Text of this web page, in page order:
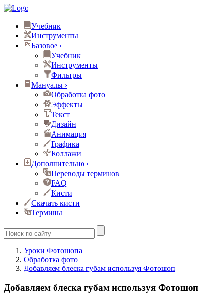
Учебник
Инструменты
Базовое ›
Учебник
Инструменты
Фильтры
Мануалы ›
Обработка фото
Эффекты
Текст
Дизайн
Анимация
Графика
Коллажи
Дополнительно ›
Переводы терминов
FAQ
Кисти
Скачать кисти
Термины
Уроки Фотошопа
Обработка фото
Добавляем блеска губам используя Фотошоп
Добавляем блеска губам используя Фотошоп